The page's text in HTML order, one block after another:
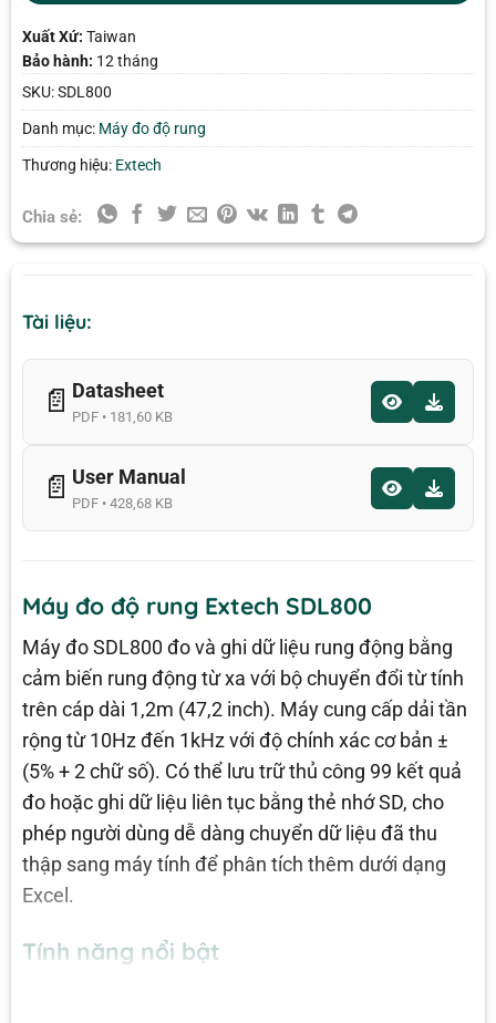
Xuất Xứ: Taiwan
Bảo hành: 12 tháng
SKU:SDL800
Danh mục: Máy đo độ rung
Thương hiệu: Extech
Chia sẻ:
Tài liệu:
📄 Datasheet
PDF • 181,60 KB
📄 User Manual
PDF • 428,68 KB
Máy đo độ rung Extech SDL800
Máy đo SDL800 đo và ghi dữ liệu rung động bằng
cảm biến rung động từ xa với bộ chuyển đổi từ tính
trên cáp dài 1,2m (47,2 inch). Máy cung cấp dải tần
rộng từ 10Hz đến 1kHz với độ chính xác cơ bản ±
(5% + 2 chữ số). Có thể lưu trữ thủ công 99 kết quả
đo hoặc ghi dữ liệu liên tục bằng thẻ nhớ SD, cho
phép người dùng dễ dàng chuyển dữ liệu đã thu
thập sang máy tính để phân tích thêm dưới dạng
Excel.
Tính năng nổi bật